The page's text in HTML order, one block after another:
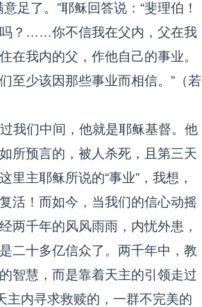
足了。”耶稣回答说：“斐理伯！
？……你不信我在父内，父在我
在我内的父，作他自己的事业。
至少该因那些事业而相信。”（若
我们中间，他就是耶稣基督。他
所预言的，被人杀死，且第三天
主耶稣所说的“事业”，我想，
活！而如今，当我们的信心动摇
两千年的风风雨雨，内忧外患，
二十多亿信众了。两千年中，教
智慧，而是靠着天主的引领走过
主内寻求救赎的，一群不完美的